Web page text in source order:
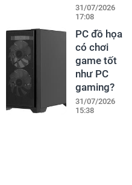
31/07/2026
17:08
PC đồ họa
có chơi
game tốt
như PC
gaming?
31/07/2026
15:38